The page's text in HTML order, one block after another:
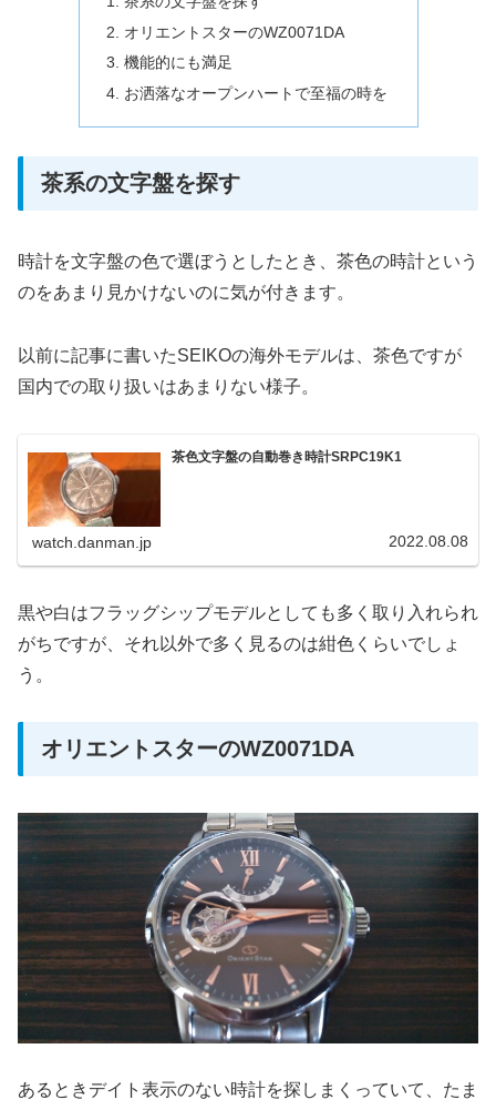
オリエントスターのWZ0071DA
機能的にも満足
お洒落なオープンハートで至福の時を
茶系の文字盤を探す
時計を文字盤の色で選ぼうとしたとき、茶色の時計という
のをあまり見かけないのに気が付きます。
以前に記事に書いたSEIKOの海外モデルは、茶色ですが
国内での取り扱いはあまりない様子。
茶色文字盤の自動巻き時計SRPC19K1
watch.danman.jp 2022.08.08
黒や白はフラッグシップモデルとしても多く取り入れられ
がちですが、それ以外で多く見るのは紺色くらいでしょ
う。
オリエントスターのWZ0071DA
あるときデイト表示のない時計を探しまくっていて、たま